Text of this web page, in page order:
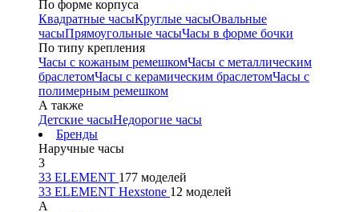
По форме корпуса
Квадратные часыКруглые часыОвальные
часыПрямоугольные часыЧасы в форме бочки
По типу крепления
Часы с кожаным ремешкомЧасы с металлическим
браслетомЧасы с керамическим браслетомЧасы с
полимерным ремешком
А также
Детские часыНедорогие часы
Бренды
Наручные часы
3
33 ELEMENT 177 моделей
33 ELEMENT Hexstone 12 моделей
A